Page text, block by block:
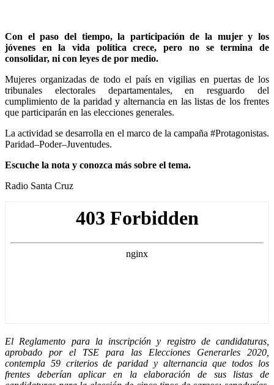
Con el paso del tiempo, la participación de la mujer y los
jóvenes en la vida política crece, pero no se termina de
consolidar, ni con leyes de por medio.
Mujeres organizadas de todo el país en vigilias en puertas de los
tribunales electorales departamentales, en resguardo del
cumplimiento de la paridad y alternancia en las listas de los frentes
que participarán en las elecciones generales.
La actividad se desarrolla en el marco de la campaña #Protagonistas.
Paridad–Poder–Juventudes.
Escuche la nota y conozca más sobre el tema.
Radio Santa Cruz
El Reglamento para la inscripción y registro de candidaturas,
aprobado por el TSE para las Elecciones Generarles 2020,
contempla 59 criterios de paridad y alternancia que todos los
frentes deberían aplicar en la elaboración de sus listas de